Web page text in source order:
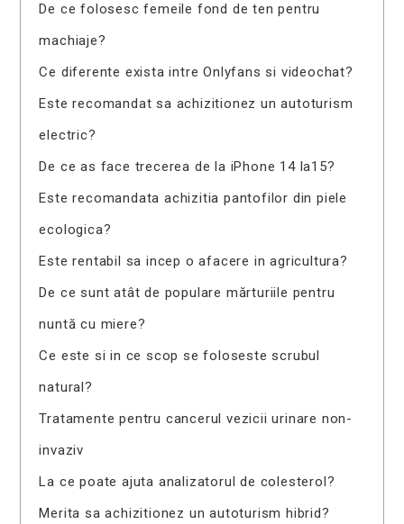
De ce folosesc femeile fond de ten pentru
machiaje?
Ce diferente exista intre Onlyfans si videochat?
Este recomandat sa achizitionez un autoturism
electric?
De ce as face trecerea de la iPhone 14 la15?
Este recomandata achizitia pantofilor din piele
ecologica?
Este rentabil sa incep o afacere in agricultura?
De ce sunt atât de populare mărturiile pentru
nuntă cu miere?
Ce este si in ce scop se foloseste scrubul
natural?
Tratamente pentru cancerul vezicii urinare non-
invaziv
La ce poate ajuta analizatorul de colesterol?
Merita sa achizitionez un autoturism hibrid?